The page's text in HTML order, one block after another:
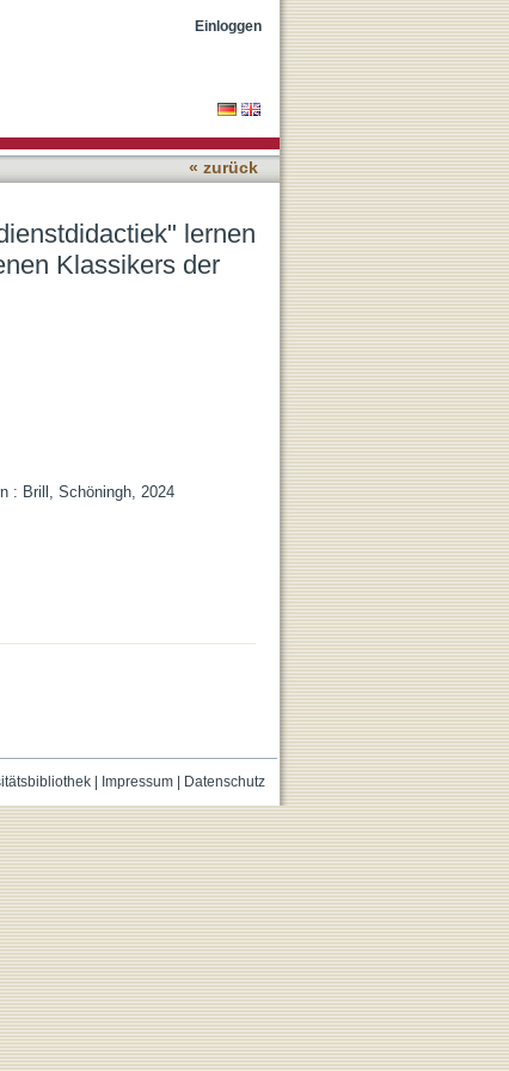
: zur historischenEinloggen
« zurück
lernen
Klassikers der
: Brill, Schöningh, 2024
| Impressum| Datenschutz